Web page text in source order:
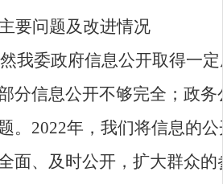
要问题及改进情况
我委政府信息公开取得一
分信息公开不够完全；政
。2022年，我们将信息的
面、及时公开，扩大群众